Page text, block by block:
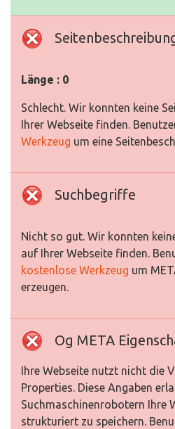
Länge : 0
Schlecht. Wir konnten keine
Ihrer Webseite finden.
Werkzeug um eine
Suchbegriffe
Nicht so gut. Wir konnten
auf Ihrer Webseite finden.
kostenlose Werkzeug um
erzeugen.
Og META
Ihre Webseite nutzt nicht die
Properties. Diese Angaben
Suchmaschinenrobotern Ihre
strukturiert zu speichern.